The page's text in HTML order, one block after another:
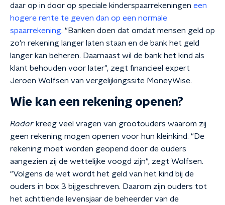
daar op in door op speciale kinderspaarrekeningen een
hogere rente te geven dan op een normale
spaarrekening. "Banken doen dat omdat mensen geld op
zo'n rekening langer laten staan en de bank het geld
langer kan beheren. Daarnaast wil de bank het kind als
klant behouden voor later", zegt financieel expert
Jeroen Wolfsen van vergelijkingssite MoneyWise.
Wie kan een rekening openen?
Radar kreeg veel vragen van grootouders waarom zij
geen rekening mogen openen voor hun kleinkind. "De
rekening moet worden geopend door de ouders
aangezien zij de wettelijke voogd zijn", zegt Wolfsen.
"Volgens de wet wordt het geld van het kind bij de
ouders in box 3 bijgeschreven. Daarom zijn ouders tot
het achttiende levensjaar de beheerder van de